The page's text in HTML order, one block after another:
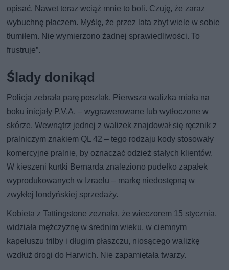
opisać. Nawet teraz wciąż mnie to boli. Czuję, że zaraz
wybuchnę płaczem. Myślę, że przez lata zbyt wiele w sobie
tłumiłem. Nie wymierzono żadnej sprawiedliwości. To
frustruje”.
Ślady donikąd
Policja zebrała parę poszlak. Pierwsza walizka miała na
boku inicjały P.V.A. – wygrawerowane lub wytłoczone w
skórze. Wewnątrz jednej z walizek znajdował się ręcznik z
pralniczym znakiem QL 42 – tego rodzaju kody stosowały
komercyjne pralnie, by oznaczać odzież stałych klientów.
W kieszeni kurtki Bernarda znaleziono pudełko zapałek
wyprodukowanych w Izraelu – markę niedostępną w
zwykłej londyńskiej sprzedaży.
Kobieta z Tattingstone zeznała, że wieczorem 15 stycznia,
widziała mężczyznę w średnim wieku, w ciemnym
kapeluszu trilby i długim płaszczu, niosącego walizkę
wzdłuż drogi do Harwich. Nie zapamiętała twarzy.